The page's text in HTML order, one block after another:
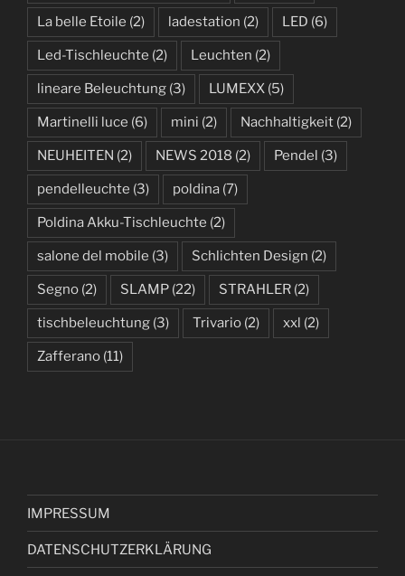
La belle Etoile (2) ladestation (2) LED (6)
Led-Tischleuchte (2) Leuchten (2)
lineare Beleuchtung (3) LUMEXX (5)
Martinelli luce (6) mini (2) Nachhaltigkeit (2)
NEUHEITEN (2) NEWS 2018 (2) Pendel (3)
pendelleuchte (3) poldina (7)
Poldina Akku-Tischleuchte (2)
salone del mobile (3) Schlichten Design (2)
Segno (2) SLAMP (22) STRAHLER (2)
tischbeleuchtung (3) Trivario (2) xxl (2)
Zafferano (11)
IMPRESSUM
DATENSCHUTZERKLÄRUNG